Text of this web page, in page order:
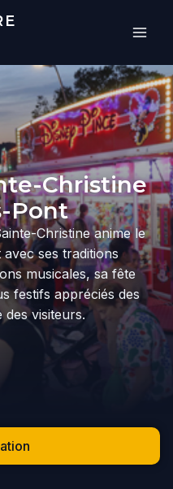
Christine
Pont
Christine anime le
ses traditions
musicales, sa fête
festifs appréciés des
des visiteurs.